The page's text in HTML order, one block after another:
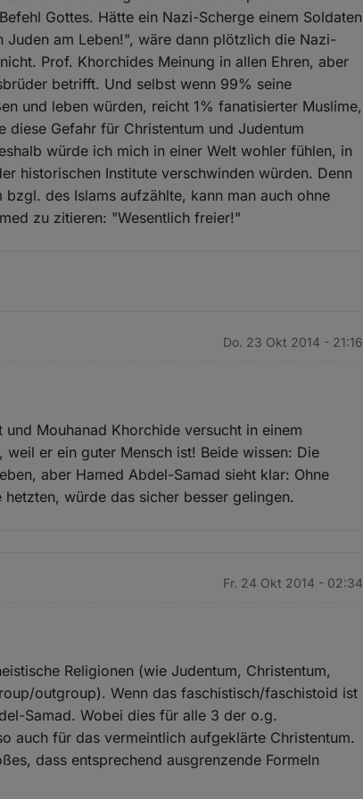
Gottes. Hätte ein Nazi-Scherge einem Soldaten
am Leben!", wäre dann plötzlich die Nazi-
Prof. Khorchides Meinung in allen Ehren, aber
betrifft. Und selbst wenn 99% seine
und leben würden, reicht 1% fanatisierter Muslime,
diese Gefahr für Christentum und Judentum
würde ich mich in einer Welt wohler fühlen, in
historischen Institute verschwinden würden. Denn
des Islams aufzählte, kann man auch ohne
zu zitieren: "Wesentlich freier!"
Do. 23 Okt 2014 - 21:16
Mouhanad Khorchide versucht in einem
er ein guter Mensch ist! Beide wissen: Die
aber Hamed Abdel-Samad sieht klar: Ohne
würde das sicher besser gelingen.
Fr. 24 Okt 2014 - 02:34
Religionen (wie Judentum, Christentum,
outgroup). Wenn das faschistisch/faschistoid ist
Samad. Wobei dies für alle 3 der o.g.
auch für das vermeintlich aufgeklärte Christentum.
dass entsprechend ausgrenzende Formeln